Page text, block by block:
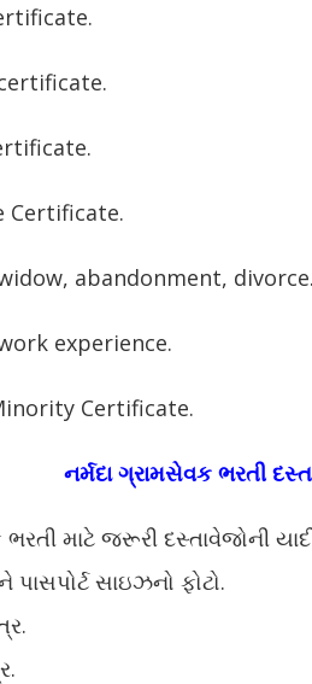
Certificate.
abandonment,
experience.
Certificate.
નર્મદા ગ્રામસેવક ભરતી
ભરતી માટે જરૂરી દસ્તાવેજોની
સાઇઝનો ફોટો.